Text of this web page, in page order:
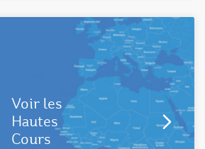
Voir les
Hautes
Cours